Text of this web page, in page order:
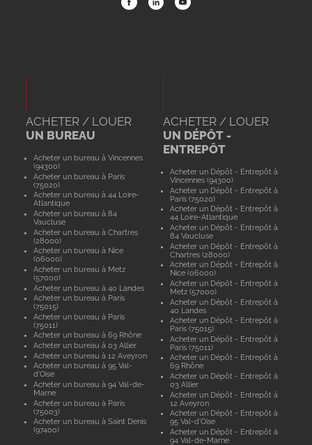
ACHETER / LOUER
UN BUREAU
Acheter un bureau à Vincennes
(94300)
Acheter un bureau à Paris
(75020)
Acheter un bureau à 44 Loire-
Atlantique
Acheter un bureau à 84
Vaucluse
Acheter un bureau à Chartres
(28000)
Acheter un bureau à Nice
(06000)
Acheter un bureau à Metz
(57000)
Acheter un bureau à 40 Landes
Acheter un bureau à Paris
(75015)
Acheter un bureau à Paris
(75011)
Acheter un bureau à 69 Rhône
Acheter un bureau à 03 Allier
Acheter un bureau à 12 Aveyron
Acheter un bureau à 95 Val-
d'Oise
Acheter un bureau à 94 Val-de-
Marne
Acheter un bureau à Paris
(75003)
Acheter un bureau à Saint Denis
(97400)
ACHETER / LOUER
UN DÉPÔT -
ENTREPÔT
Acheter un Dépôt - Entrepôt à
Vincennes (94300)
Acheter un Dépôt - Entrepôt à
Paris (75020)
Acheter un Dépôt - Entrepôt à
44 Loire-Atlantique
Acheter un Dépôt - Entrepôt à
84 Vaucluse
Acheter un Dépôt - Entrepôt à
Chartres (28000)
Acheter un Dépôt - Entrepôt à
Nice (06000)
Acheter un Dépôt - Entrepôt à
Metz (57000)
Acheter un Dépôt - Entrepôt à
40 Landes
Acheter un Dépôt - Entrepôt à
Paris (75015)
Acheter un Dépôt - Entrepôt à
Paris (75011)
Acheter un Dépôt - Entrepôt à
69 Rhône
Acheter un Dépôt - Entrepôt à
03 Allier
Acheter un Dépôt - Entrepôt à
12 Aveyron
Acheter un Dépôt - Entrepôt à
95 Val-d'Oise
Acheter un Dépôt - Entrepôt à
94 Val-de-Marne